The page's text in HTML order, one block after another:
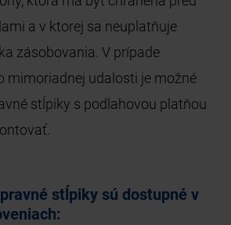
a v ktorej sa neuplatňuje
zásobovania. V prípade
mimoriadnej udalosti je možné
stĺpiky s podlahovou platňou
stĺpiky sú dostupné v